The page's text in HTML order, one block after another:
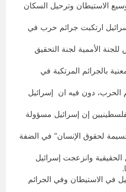
الاستيطان وترحيل السكان
ارتكبت جرائم حرب في
الأممية لجنة التحقيق
بالجرائم المرتكبة في
دون فيه ان إسرائيل
إن إسرائيل مسؤولة
جسيمة لحقوق الإنسان” في الضفة
وانزعجت إسرائيل
في الاستيطان وفي الجرائم